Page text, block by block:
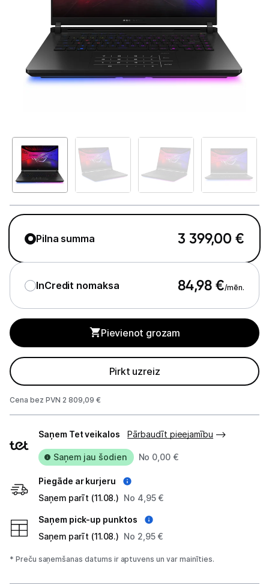
GAMING pasaule >
Portatīvie datori un piederumi
Portatīvie datori
Somas un apvalki
Dokstacijas
Portatīvie dzesētāji
Audio
Stacionārie datori un piederumi
Spēļu konsoles un piederumi
Tīkla iekārtas
Drukas iekārtas
Biroja piederumi
Telefoni, planšetdatori
Viedierīces
Sadzīves tehnika
Skaistumkopšana
Sports un atpūta
Pilna summa 3 399,00 €
InCredit nomaksa 84,98 €/mēn.
Pievienot grozam
Pirkt uzreiz
Cena bez PVN 2 809,09 €
veidi
Saņem Tet veikalos Pārbaudīt pieejamību
Saņem jau šodien No 0,00 €
Piegāde ar kurjeru
Saņem parīt (11.08.) No 4,95 €
Saņem pick-up punktos
Saņem parīt (11.08.) No 2,95 €
* Preču saņemšanas datums ir aptuvens un var mainīties.